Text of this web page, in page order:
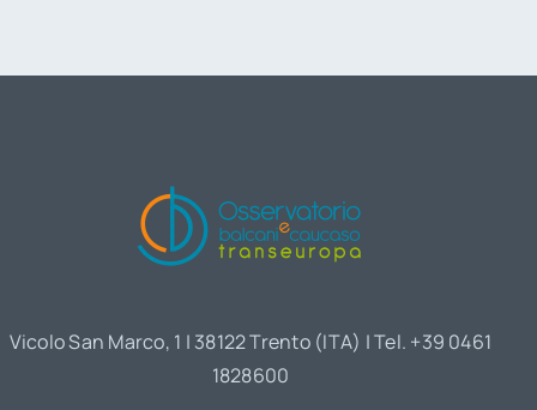
Vicolo San Marco, 1 | 38122 Trento (ITA) | Tel. +39 0461
1828600